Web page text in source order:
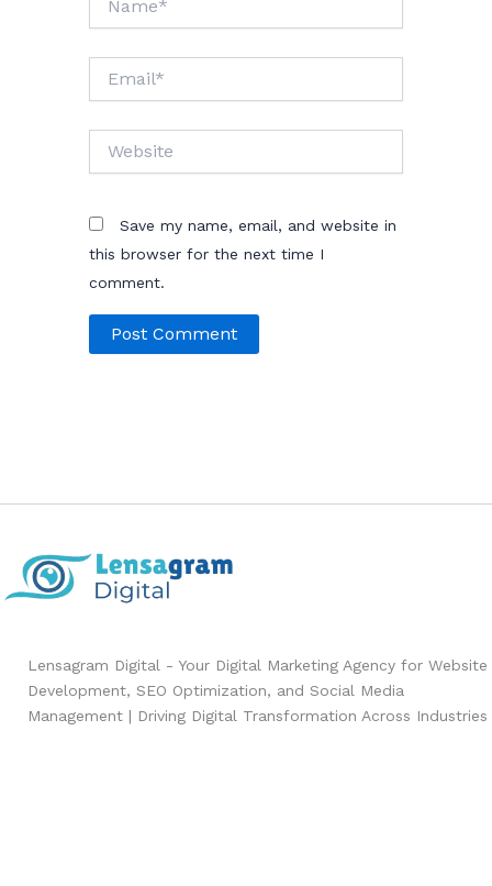
Save my name, email, and website in
this browser for the next time I
comment.
Lensagram Digital - Your Digital Marketing Agency for Website
Development, SEO Optimization, and Social Media
Management | Driving Digital Transformation Across Industries